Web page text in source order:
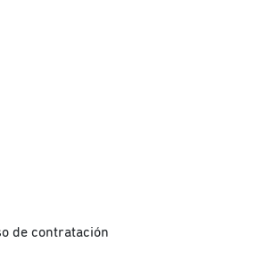
de contratación